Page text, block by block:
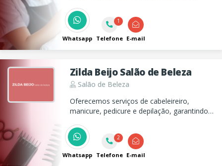
incrível em qualquer ocasião.
Whatsapp
1
Telefone E-mail
Zilda Beijo Salão de Beleza
Salão de Beleza
Oferecemos serviços de cabeleireiro,
manicure, pedicure e depilação, garantindo
realçar sua beleza.
Whatsapp
2
Telefone E-mail